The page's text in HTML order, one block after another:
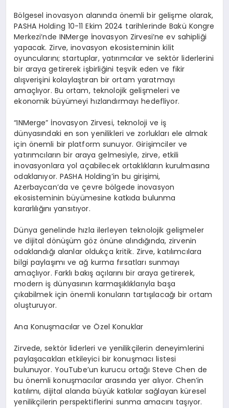
Bölgesel inovasyon alanında önemli bir gelişme olarak,
PASHA Holding 10-11 Ekim 2024 tarihlerinde Bakü Kongre
Merkezi’nde INMerge İnovasyon Zirvesi’ne ev sahipliği
yapacak. Zirve, inovasyon ekosisteminin kilit
oyuncularını; startuplar, yatırımcılar ve sektör liderlerini
bir araya getirerek işbirliğini teşvik eden ve fikir
alışverişini kolaylaştıran bir ortam yaratmayı
amaçlıyor. Bu ortam, teknolojik gelişmeleri ve
ekonomik büyümeyi hızlandırmayı hedefliyor.
“INMerge” İnovasyon Zirvesi, teknoloji ve iş
dünyasındaki en son yenilikleri ve zorlukları ele almak
için önemli bir platform sunuyor. Girişimciler ve
yatırımcıların bir araya gelmesiyle, zirve, etkili
inovasyonlara yol açabilecek ortaklıkların kurulmasına
odaklanıyor. PASHA Holding’in bu girişimi,
Azerbaycan’da ve çevre bölgede inovasyon
ekosisteminin büyümesine katkıda bulunma
kararlılığını yansıtıyor.
Dünya genelinde hızla ilerleyen teknolojik gelişmeler
ve dijital dönüşüm göz önüne alındığında, zirvenin
odaklandığı alanlar oldukça kritik. Zirve, katılımcılara
bilgi paylaşımı ve ağ kurma fırsatları sunmayı
amaçlıyor. Farklı bakış açılarını bir araya getirerek,
modern iş dünyasının karmaşıklıklarıyla başa
çıkabilmek için önemli konuların tartışılacağı bir ortam
oluşturuyor.
Ana Konuşmacılar ve Özel Konuklar
Zirvede, sektör liderleri ve yenilikçilerin deneyimlerini
paylaşacakları etkileyici bir konuşmacı listesi
bulunuyor. YouTube’un kurucu ortağı Steve Chen de
bu önemli konuşmacılar arasında yer alıyor. Chen’in
katılımı, dijital alanda büyük katkılar sağlayan küresel
yenilikçilerin perspektiflerini sunma amacını taşıyor.